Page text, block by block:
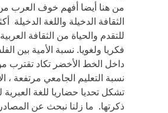
من هنا أيضا أفهم خوف العرب
الثقافة الدخيلة واللغة الدخيلة
للتقدم والحياة من الثقافة
فكريا ولغويا. نسبة الأمية بين
داخل الخط الأخضر تكاد تقترب
نسبة التعليم الجامعي مرتفعة ،
تشكل تحديا حضاريا للغة العبرية
ذكرتها. ما زلنا نبحث عن